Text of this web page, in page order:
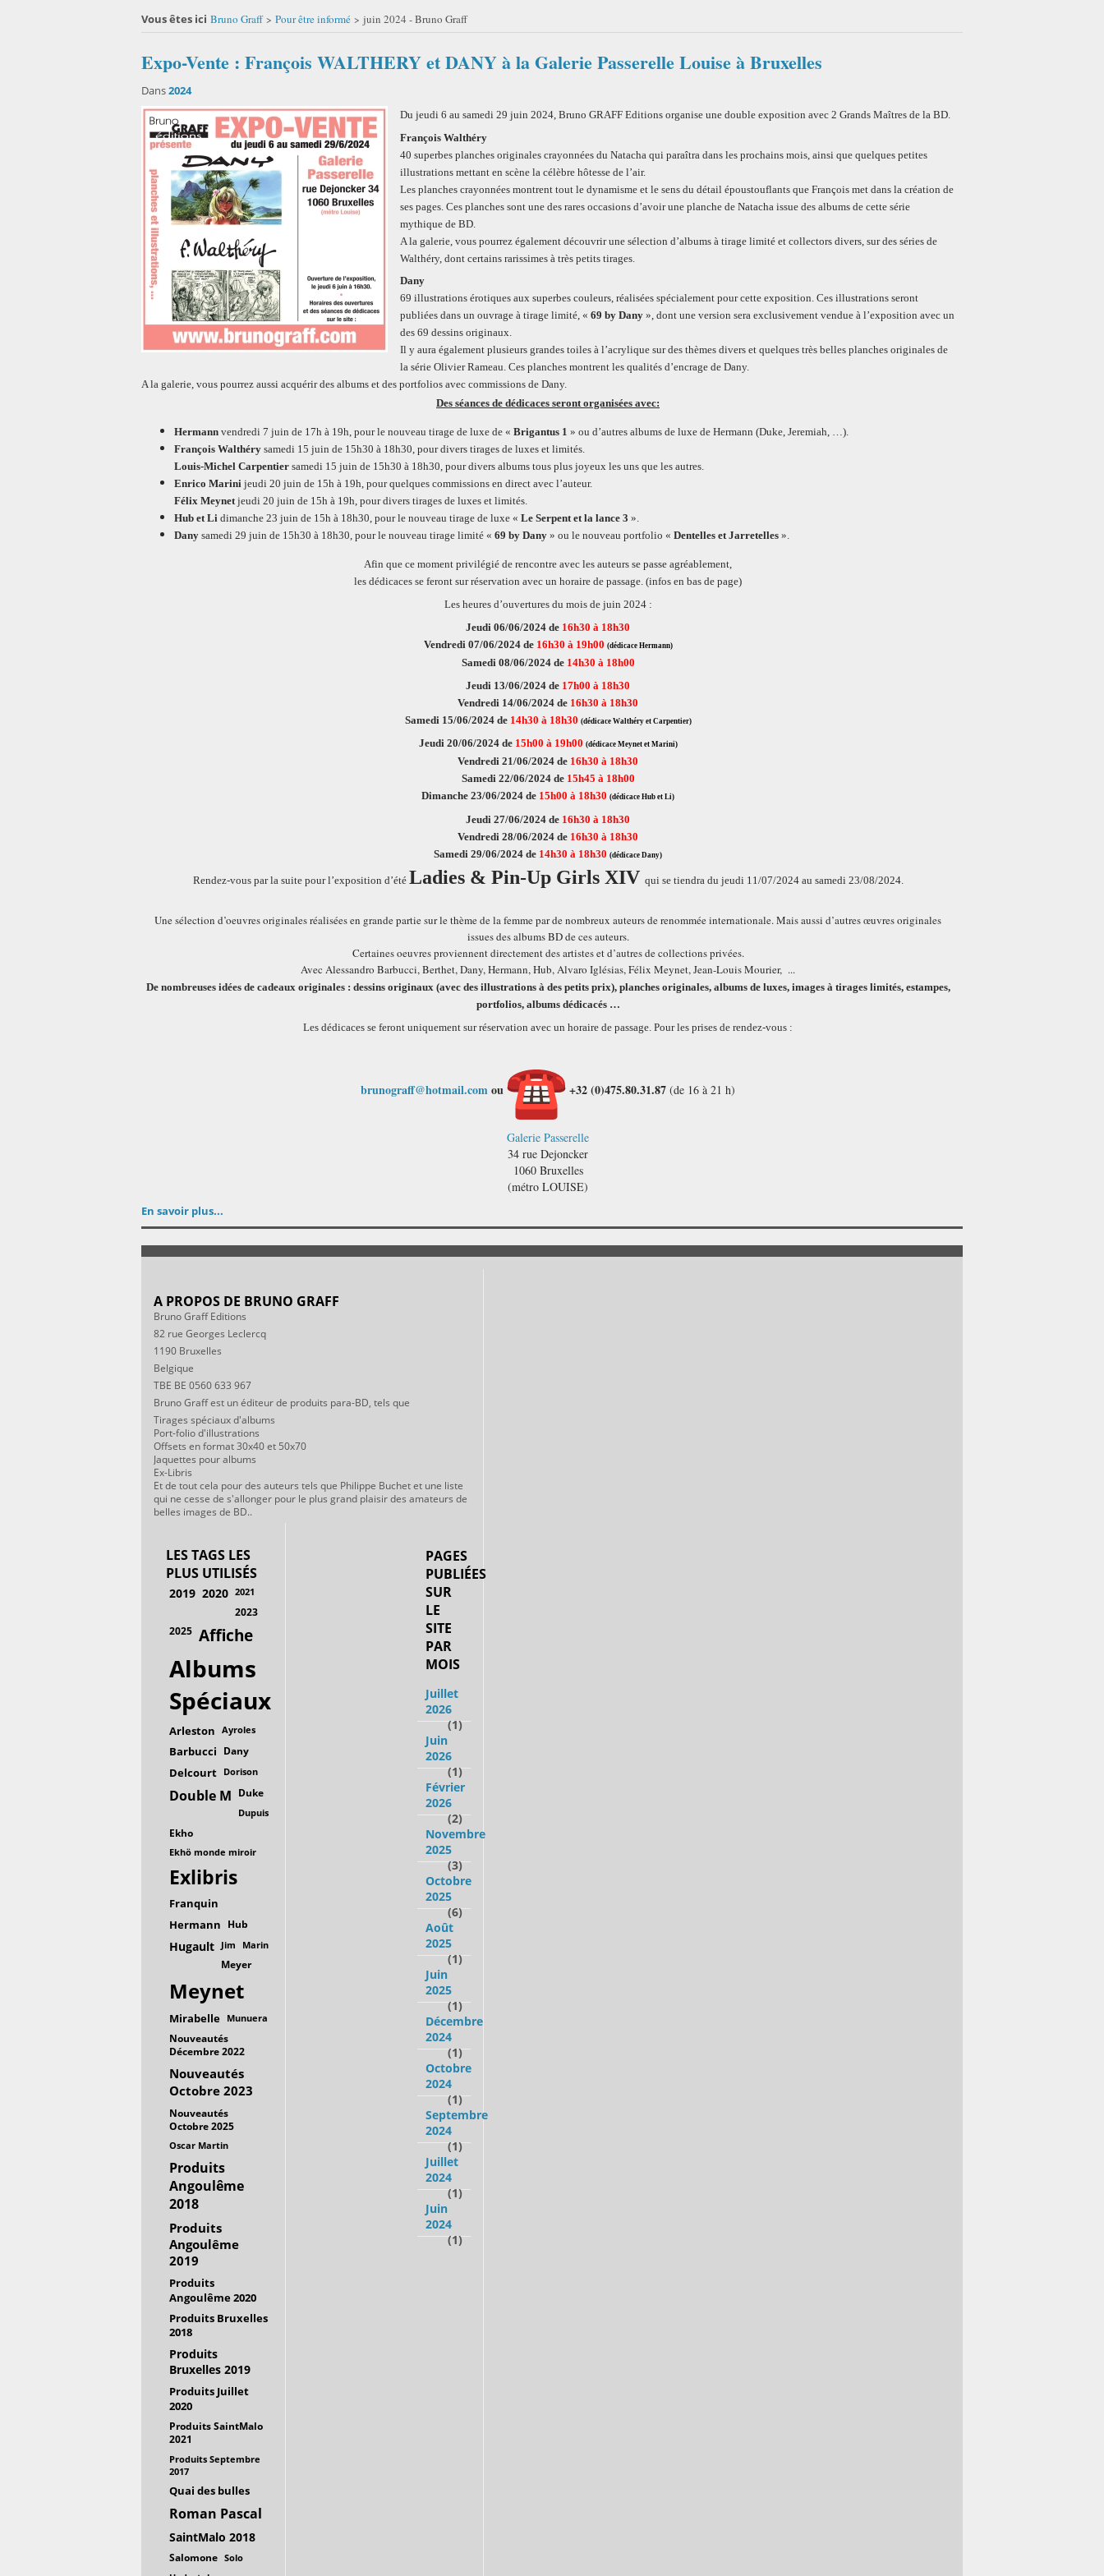
Vous êtes ici Bruno Graff > Pour être informé > juin 2024 - Bruno Graff
Expo-Vente : François WALTHERY et DANY à la Galerie Passerelle Louise à Bruxelles
Dans2024
Du jeudi 6 au samedi 29 juin 2024, Bruno GRAFF Editions organise une double exposition avec 2 Grands Maîtres de la BD.
François Walthéry
40 superbes planches originales crayonnées du Natacha qui paraîtra dans les prochains mois, ainsi que quelques petites
illustrations mettant en scène la célèbre hôtesse de l’air.
Les planches crayonnées montrent tout le dynamisme et le sens du détail époustouflants que François met dans la création de
ses pages. Ces planches sont une des rares occasions d’avoir une planche de Natacha issue des albums de cette série
mythique de BD.
A la galerie, vous pourrez également découvrir une sélection d’albums à tirage limité et collectors divers, sur des séries de
Walthéry, dont certains rarissimes à très petits tirages.
Dany
69 illustrations érotiques aux superbes couleurs, réalisées spécialement pour cette exposition. Ces illustrations seront
publiées dans un ouvrage à tirage limité, « 69 by Dany », dont une version sera exclusivement vendue à l’exposition avec un
des 69 dessins originaux.
Il y aura également plusieurs grandes toiles à l’acrylique sur des thèmes divers et quelques très belles planches originales de
la série Olivier Rameau. Ces planches montrent les qualités d’encrage de Dany.
A la galerie, vous pourrez aussi acquérir des albums et des portfolios avec commissions de Dany.
Des séances de dédicaces seront organisées avec:
Hermann vendredi 7 juin de 17h à 19h, pour le nouveau tirage de luxe de « Brigantus 1 » ou d’autres albums de luxe de Hermann (Duke, Jeremiah, …).
François Walthéry samedi 15 juin de 15h30 à 18h30, pour divers tirages de luxes et limités.
Louis-Michel Carpentier samedi 15 juin de 15h30 à 18h30, pour divers albums tous plus joyeux les uns que les autres.
Enrico Marini jeudi 20 juin de 15h à 19h, pour quelques commissions en direct avec l’auteur.
Félix Meynetjeudi 20 juin de 15h à 19h, pour divers tirages de luxes et limités.
Hub et Li dimanche 23 juin de 15h à 18h30, pour le nouveau tirage de luxe « Le Serpent et la lance 3 ».
Dany samedi 29 juin de 15h30 à 18h30, pour le nouveau tirage limité « 69 by Dany » ou le nouveau portfolio « Dentelles et Jarretelles ».
Afin que ce moment privilégié de rencontre avec les auteurs se passe agréablement,
les dédicaces se feront sur réservation avec un horaire de passage. (infos en bas de page)
Les heures d’ouvertures du mois de juin 2024 :
Jeudi 06/06/2024 de 16h30 à 18h30
Vendredi 07/06/2024 de16h30 à 19h00 (dédicace Hermann)
Samedi 08/06/2024 de 14h30 à 18h00
Jeudi 13/06/2024 de 17h00 à 18h30
Vendredi 14/06/2024 de 16h30 à 18h30
Samedi 15/06/2024 de 14h30 à 18h30 (dédicace Walthéry et Carpentier)
Jeudi 20/06/2024 de15h00 à 19h00 (dédicace Meynet et Marini)
Vendredi 21/06/2024 de 16h30 à 18h30
Samedi 22/06/2024 de 15h45 à 18h00
Dimanche 23/06/2024 de 15h00 à 18h30 (dédicace Hub et Li)
Jeudi 27/06/2024 de 16h30 à 18h30
Vendredi 28/06/2024 de 16h30 à 18h30
Samedi 29/06/2024 de 14h30 à 18h30 (dédicace Dany)
Rendez-vous par la suite pour l’exposition d’été Ladies & Pin-Up Girls XIV qui se tiendra du jeudi 11/07/2024 au samedi 23/08/2024.
Une sélection d’oeuvres originales réalisées en grande partie sur le thème de la femme par de nombreux auteurs de renommée internationale. Mais aussi d’autres œuvres originales
issues des albums BD de ces auteurs.
Certaines oeuvres proviennent directement des artistes et d’autres de collections privées.
Avec Alessandro Barbucci, Berthet, Dany, Hermann, Hub, Alvaro Iglésias, Félix Meynet, Jean-Louis Mourier, ...
De nombreuses idées de cadeaux originales : dessins originaux (avec des illustrations à des petits prix), planches originales, albums de luxes, images à tirages limités, estampes,
portfolios, albums dédicacés …
Les dédicaces se feront uniquement sur réservation avec un horaire de passage. Pour les prises de rendez-vous :
brunograff@hotmail.comou +32 (0)475.80.31.87 (de 16 à 21 h)
Galerie Passerelle
34 rue Dejoncker
1060 Bruxelles
(métro LOUISE)
En savoir plus...
A PROPOS DE BRUNO GRAFF
Bruno Graff Editions
82 rue Georges Leclercq
1190 Bruxelles
Belgique
TBE BE 0560 633 967
Bruno Graff est un éditeur de produits para-BD, tels que
Tirages spéciaux d'albums
Port-folio d'illustrations
Offsets en format 30x40 et 50x70
Jaquettes pour albums
Ex-Libris
Et de tout cela pour des auteurs tels que Philippe Buchet et une liste
qui ne cesse de s'allonger pour le plus grand plaisir des amateurs de
belles images de BD..
LES TAGS LES
PLUS UTILISÉS
2019 2020 2021
2023
2025 Affiche
Albums
Spéciaux
Arleston Ayroles
Barbucci Dany
Delcourt Dorison
Double M Duke
Dupuis
Ekho
Ekhö monde miroir
Exlibris
Franquin
Hermann Hub
Hugault Jim Marin
Meyer
Meynet
Mirabelle Munuera
Nouveautés
Décembre 2022
Nouveautés
Octobre 2023
Nouveautés
Octobre 2025
Oscar Martin
Produits
Angoulême
2018
Produits
Angoulême
2019
Produits
Angoulême 2020
Produits Bruxelles
2018
Produits
Bruxelles 2019
Produits Juillet
2020
Produits SaintMalo
2021
Produits Septembre
2017
Quai des bulles
Roman Pascal
SaintMalo 2018
Salomone Solo
PAGES
PUBLIÉES
SUR
LE
SITE
PAR
MOIS
Juillet
2026
(1)
Juin
2026
(1)
Février
2026
(2)
Novembre
2025
(3)
Octobre
2025
(6)
Août
2025
(1)
Juin
2025
(1)
Décembre
2024
(1)
Octobre
2024
(1)
Septembre
2024
(1)
Juillet
2024
(1)
Juin
2024
(1)